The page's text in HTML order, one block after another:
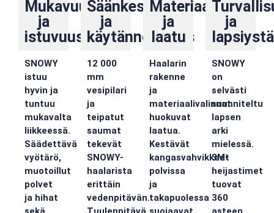
Mukavuus
ja
istuvuus
SNOWY
istuu
hyvin ja
tuntuu
mukavalta
liikkeessä.
Säädettävä
vyötärö,
muotoillut
polvet
ja hihat
Säänkestävyys
ja
käytännöllisyys
12 000
mm
vesipilari
ja
teipatut
saumat
tekevät
SNOWY-
haalarista
erittäin
vedenpitävän.
Materiaali
ja
laatu
Haalarin
rakenne
ja
materiaalivalinnat
huokuvat
laatua.
Kestävät
kangasvahvikkeet
polvissa
ja
takapuolessa
ja
SNOWY
on
selvästi
suunniteltu
lapsen
arki
mielessä.
3M-
heijastimet
tuovat
360